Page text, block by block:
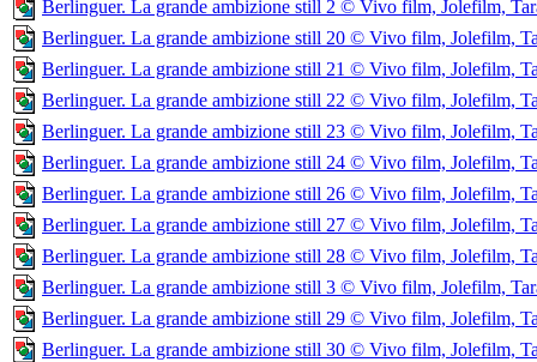
Berlinguer. La grande ambizione still 2 © Vivo film, Jolefilm,
Berlinguer. La grande ambizione still 20 © Vivo film, Jolefilm,
Berlinguer. La grande ambizione still 21 © Vivo film, Jolefilm,
Berlinguer. La grande ambizione still 22 © Vivo film, Jolefilm,
Berlinguer. La grande ambizione still 23 © Vivo film, Jolefilm,
Berlinguer. La grande ambizione still 24 © Vivo film, Jolefilm,
Berlinguer. La grande ambizione still 26 © Vivo film, Jolefilm,
Berlinguer. La grande ambizione still 27 © Vivo film, Jolefilm,
Berlinguer. La grande ambizione still 28 © Vivo film, Jolefilm,
Berlinguer. La grande ambizione still 3 © Vivo film, Jolefilm,
Berlinguer. La grande ambizione still 29 © Vivo film, Jolefilm,
Berlinguer. La grande ambizione still 30 © Vivo film, Jolefilm,